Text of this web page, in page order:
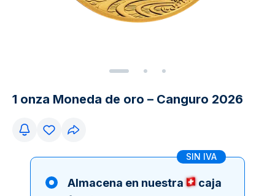
1 onza Moneda de oro – Canguro 2026
SIN IVA
Almacena en nuestra
caja